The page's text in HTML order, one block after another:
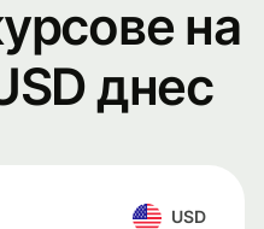
на
днес
USD